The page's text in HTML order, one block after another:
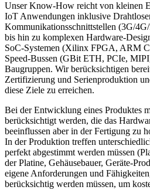
Unser Know-How reicht von kleinen
IoT Anwendungen inklusive
Kommunikationsschnittstellen (3G/
bis hin zu komplexen Hardware-
SoC-Systemen (Xilinx FPGA, ARM
Speed-Bussen (GBit ETH, PCIe,
Baugruppen. Wir berücksichtigen
Zertifizierung und Serienproduktion
diese Ziele zu erreichen.
Bei der Entwicklung eines Produktes
berücksichtigt werden, die das
beeinflussen aber in der Fertigung zu
In der Produktion treffen
perfekt abgestimmt werden müssen
der Platine, Gehäusebauer, Geräte-
eigene Anforderungen und
berücksichtig werden müssen, um